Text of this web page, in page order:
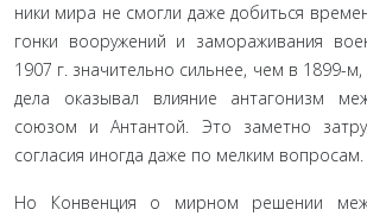
ники мира не смогли даже добиться
гонки вооружений и замораживания
1907 г. значительно сильнее, чем в 1899-
дела оказывал влияние антагонизм
союзом и Антантой. Это заметно
согласия иногда даже по мелким вопросам.
Но Конвенция о мирном решении